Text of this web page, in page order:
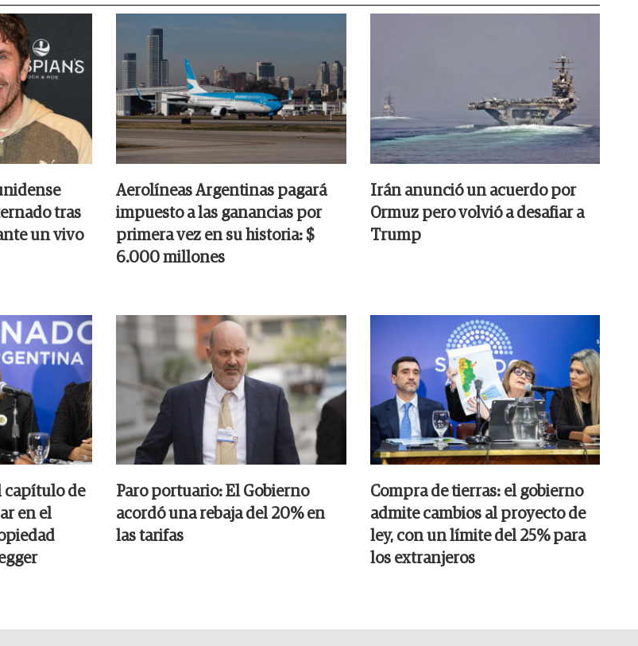
tras
un vivo
Aerolíneas Argentinas pagará
impuesto a las ganancias por
primera vez en su historia: $
6.000 millones
Irán anunció un acuerdo por
Ormuz pero volvió a desafiar a
Trump
capítulo de
en el
Paro portuario: El Gobierno
acordó una rebaja del 20% en
las tarifas
Compra de tierras: el gobierno
admite cambios al proyecto de
ley, con un límite del 25% para
los extranjeros